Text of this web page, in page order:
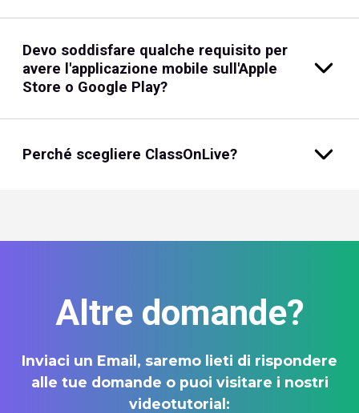
Devo soddisfare qualche requisito per
avere l'applicazione mobile sull'Apple
Store o Google Play?
Perché scegliere ClassOnLive?
Altre domande?
Inviaci un Email, saremo lieti di rispondere
alle tue domande o puoi visitare i nostri
videotutorial: